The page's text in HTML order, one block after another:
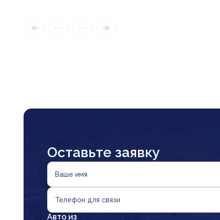
Оставьте заявку
Ваше имя
Телефон для связи
Авто из